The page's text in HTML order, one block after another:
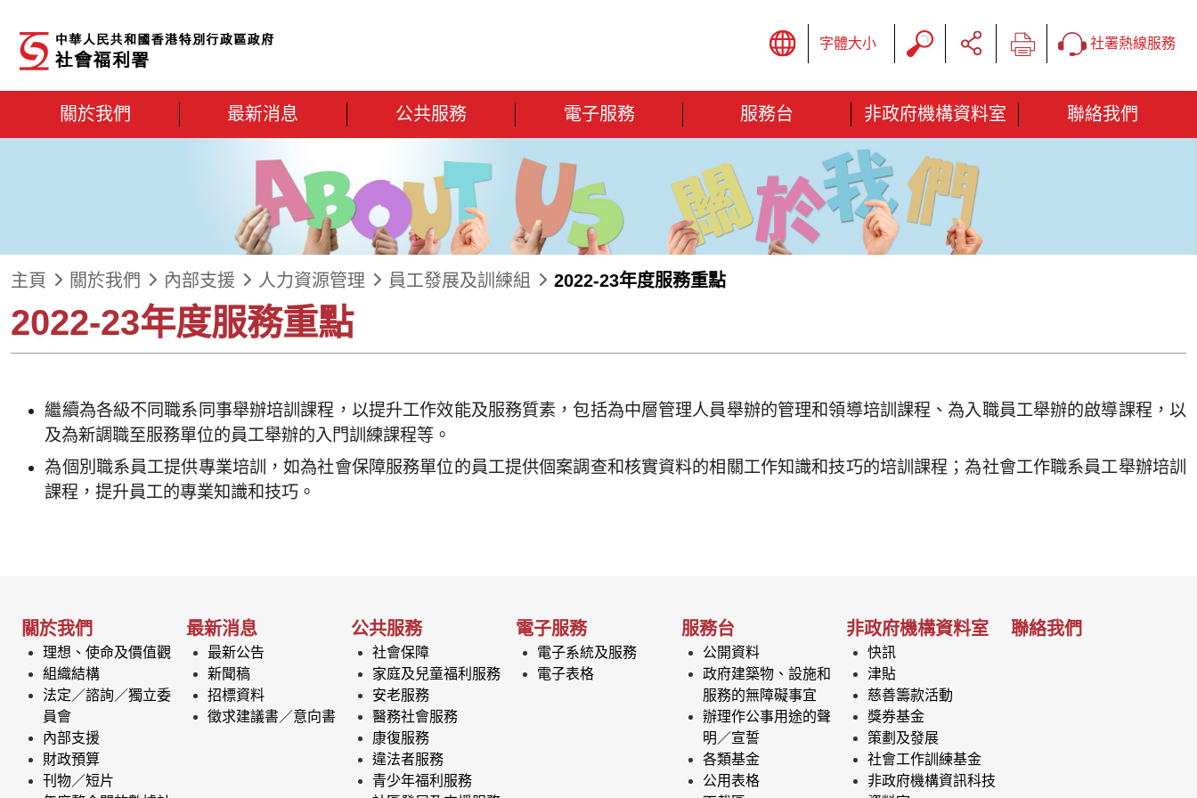
字體大小 社署熱線服務
關於我們 最新消息 公共服務 電子服務 服務台 非政府機構資料室 聯絡我們
主頁 關於我們 內部支援 人力資源管理 員工發展及訓練組 2022-23年度服務重點
2022-23年度服務重點
繼續為各級不同職系同事舉辦培訓課程，以提升工作效能及服務質素，包括為中層管理人員舉辦的管理和領導培訓課程、為入職員工舉辦的啟導課程，以
及為新調職至服務單位的員工舉辦的入門訓練課程等。
為個別職系員工提供專業培訓，如為社會保障服務單位的員工提供個案調查和核實資料的相關工作知識和技巧的培訓課程；為社會工作職系員工舉辦培訓
課程，提升員工的專業知識和技巧。
關於我們
理想、使命及價值觀
組織結構
法定／諮詢／獨立委
員會
內部支援
財政預算
刊物／短片
最新消息
最新公告
新聞稿
招標資料
徵求建議書／意向書
公共服務
社會保障
家庭及兒童福利服務
安老服務
醫務社會服務
康復服務
違法者服務
青少年福利服務
電子服務
電子系統及服務
電子表格
服務台
公開資料
政府建築物、設施和
服務的無障礙事宜
辦理作公事用途的聲
明／宣誓
各類基金
公用表格
非政府機構資料室
快訊
津貼
慈善籌款活動
獎券基金
策劃及發展
社會工作訓練基金
非政府機構資訊科技
聯絡我們